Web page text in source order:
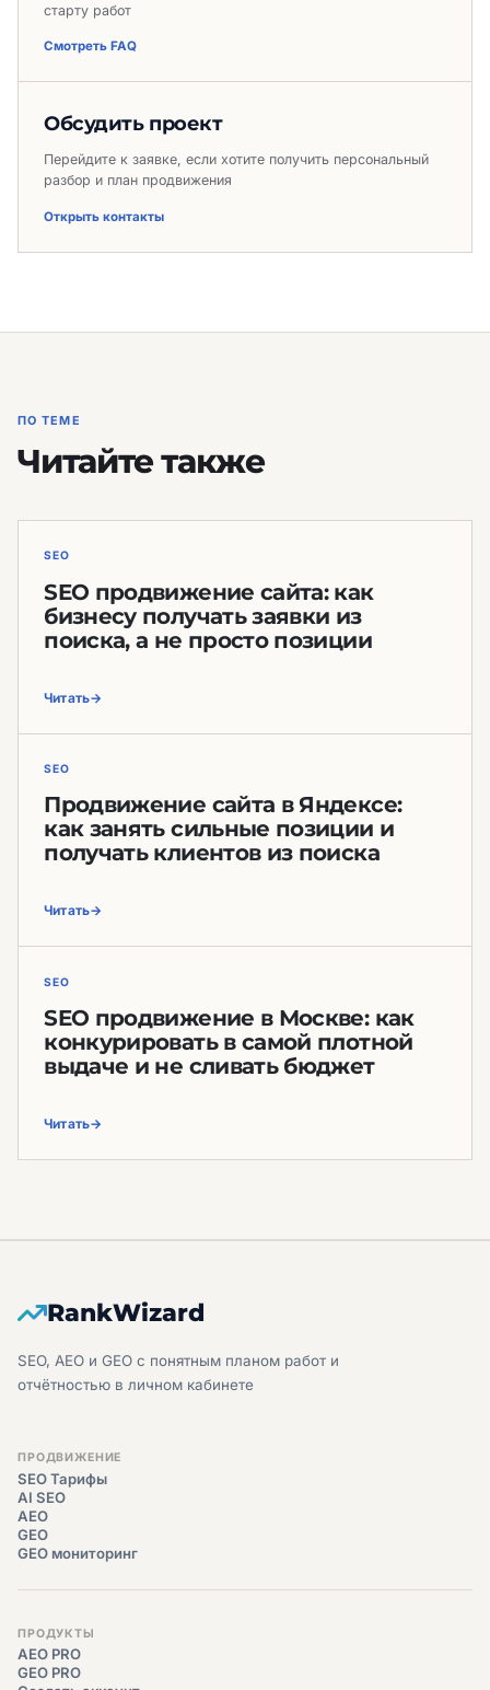
старту работ
Смотреть FAQ
Обсудить проект
Перейдите к заявке, если хотите получить персональный
разбор и план продвижения
Открыть контакты
ПО ТЕМЕ
Читайте также
SEO
SEO продвижение сайта: как
бизнесу получать заявки из
поиска, а не просто позиции
Читать
SEO
Продвижение сайта в Яндексе:
как занять сильные позиции и
получать клиентов из поиска
Читать
SEO
SEO продвижение в Москве: как
конкурировать в самой плотной
выдаче и не сливать бюджет
Читать
RankWizard
SEO, AEO и GEO с понятным планом работ и
отчётностью в личном кабинете
ПРОДВИЖЕНИЕ
SEO Тарифы
AI SEO
AEO
GEO
GEO мониторинг
ПРОДУКТЫ
AEO PRO
GEO PRO